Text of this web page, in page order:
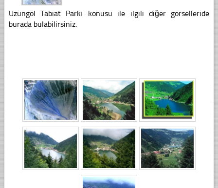
Uzungöl Tabiat Parkı konusu ile ilgili diğer görselleride
burada bulabilirsiniz.